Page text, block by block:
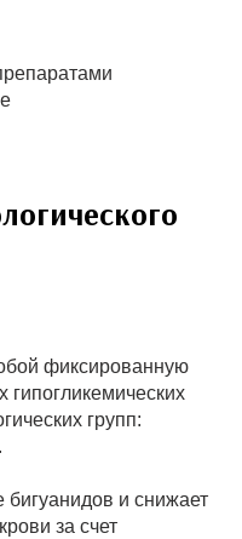
фиксированную
групп:
бигуанидов и снижает
за счет